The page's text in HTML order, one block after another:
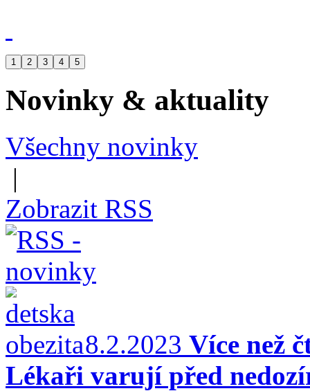
1 2 3 4 5
Novinky & aktuality
Všechny novinky
|
Zobrazit RSS
8.2.2023 Více než
Lékaři varují před